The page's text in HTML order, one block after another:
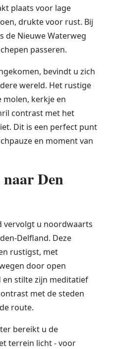
plaats voor lage
drukte voor rust. Bij
de Nieuwe Waterweg
passeren.
bevindt u zich
wereld. Het rustige
kerkje en
contrast met het
Dit is een perfect punt
en moment van
Den
vervolgt u noordwaarts
Delfland. Deze
rustigst, met
door open
en stilte zijn meditatief
met de steden
route.
bereikt u de
terrein licht - voor